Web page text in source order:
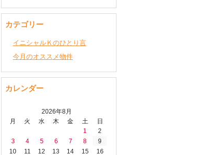
カテゴリー
イニシャルＫのひとり言
今月のオススメ物件
カレンダー
2026年8月
月
火 水 木 金 土
日
1
2
3
4 5 6 7 8
9
10
11 12 13 14 15
16